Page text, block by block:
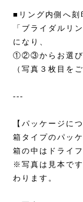
■リング内側へ刻
「ブライダルリ
になり、
①②③からお選び
（写真３枚目を
---
【パッケージに
箱タイプのパッ
箱の中はドライ
※写真は見本で
わります。